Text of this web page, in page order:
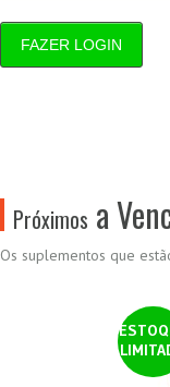
FAZER LOGIN
Próximos a
Os suplementos que